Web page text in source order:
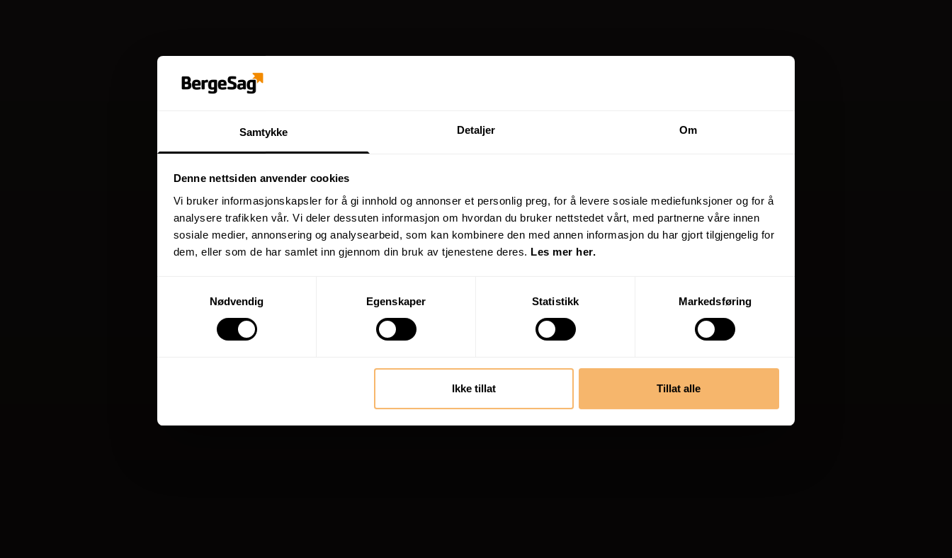
Samtykke Detaljer Om
Denne nettsiden anvender cookies
Vi bruker informasjonskapsler for å gi innhold og annonser et personlig preg, for å levere sosiale mediefunksjoner og for å
analysere trafikken vår. Vi deler dessuten informasjon om hvordan du bruker nettstedet vårt, med partnerne våre innen
sosiale medier, annonsering og analysearbeid, som kan kombinere den med annen informasjon du har gjort tilgjengelig for
dem, eller som de har samlet inn gjennom din bruk av tjenestene deres. Les mer her.
Nødvendig
Egenskaper Statistikk Markedsføring
Ikke tillat Tillat alle